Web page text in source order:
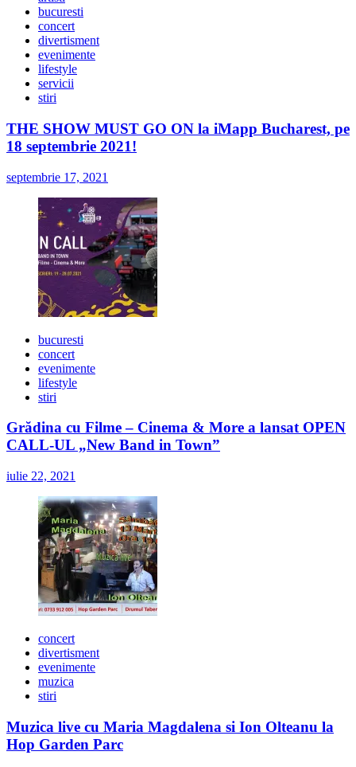
bucuresti
concert
divertisment
evenimente
lifestyle
servicii
stiri
THE SHOW MUST GO ON la iMapp Bucharest, pe
18 septembrie 2021!
septembrie 17, 2021
bucuresti
concert
evenimente
lifestyle
stiri
Grădina cu Filme – Cinema & More a lansat OPEN
CALL-UL „New Band in Town”
iulie 22, 2021
concert
divertisment
evenimente
muzica
stiri
Muzica live cu Maria Magdalena si Ion Olteanu la
Hop Garden Parc